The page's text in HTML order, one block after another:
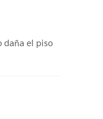
daña el piso